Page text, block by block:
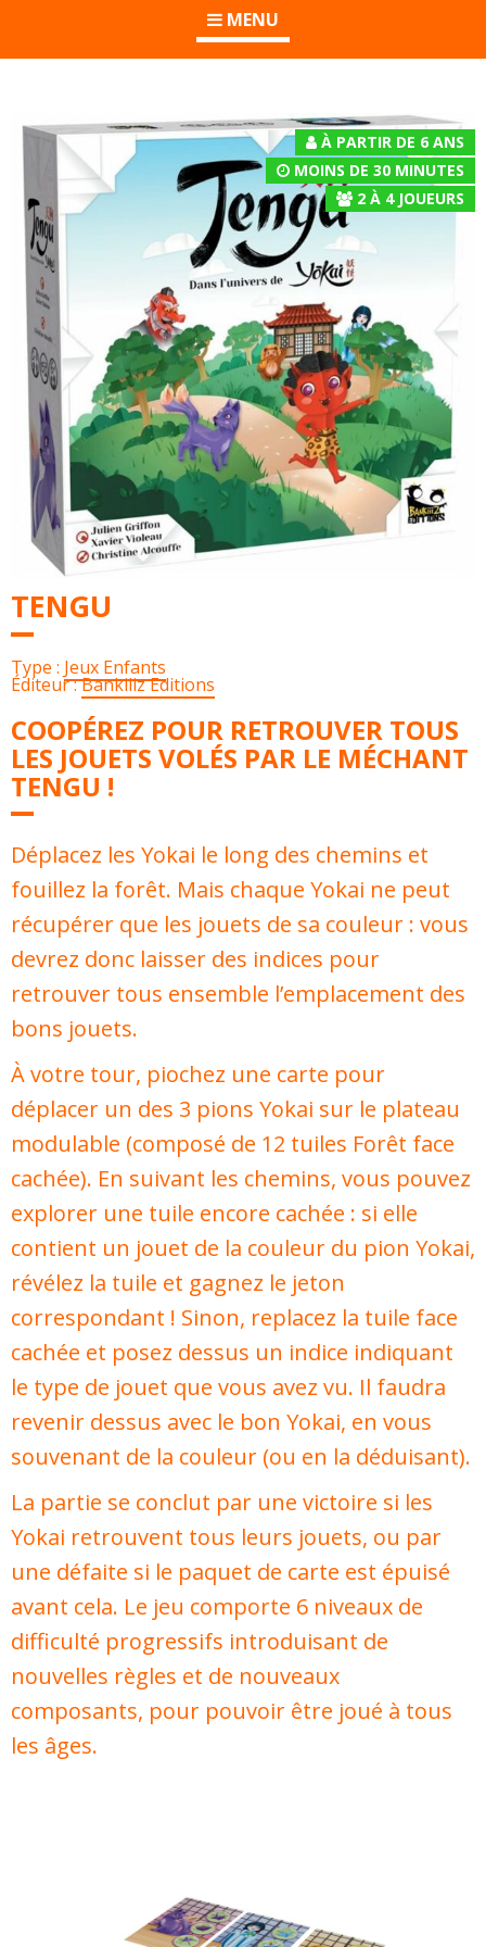
MENU
À PARTIR DE 6 ANS
MOINS DE 30 MINUTES
2 À 4JOUEURS
TENGU
Type : Jeux Enfants
Éditeur :Bankiiiz Editions
COOPÉREZ POUR RETROUVER TOUS
LES JOUETS VOLÉS PAR LE MÉCHANT
TENGU !
Déplacez les Yokai le long des chemins et
fouillez la forêt. Mais chaque Yokai ne peut
récupérer que les jouets de sa couleur : vous
devrez donc laisser des indices pour
retrouver tous ensemble l’emplacement des
bons jouets.
À votre tour, piochez une carte pour
déplacer un des 3 pions Yokai sur le plateau
modulable (composé de 12 tuiles Forêt face
cachée). En suivant les chemins, vous pouvez
explorer une tuile encore cachée : si elle
contient un jouet de la couleur du pion Yokai,
révélez la tuile et gagnez le jeton
correspondant ! Sinon, replacez la tuile face
cachée et posez dessus un indice indiquant
le type de jouet que vous avez vu. Il faudra
revenir dessus avec le bon Yokai, en vous
souvenant de la couleur (ou en la déduisant).
La partie se conclut par une victoire si les
Yokai retrouvent tous leurs jouets, ou par
une défaite si le paquet de carte est épuisé
avant cela. Le jeu comporte 6 niveaux de
difficulté progressifs introduisant de
nouvelles règles et de nouveaux
composants, pour pouvoir être joué à tous
les âges.